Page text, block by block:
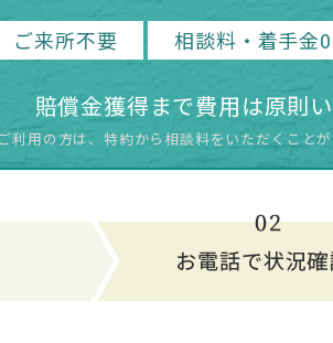
ご来所不要 相談料・着手金
賠償金獲得まで費用は原則
利用の方は、特約から相談料をいただく こと